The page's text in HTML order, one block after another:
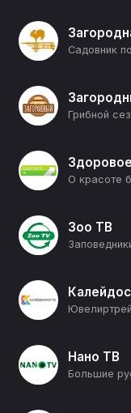
Садовник
Грибной
Зоо ТВ
Нано ТВ